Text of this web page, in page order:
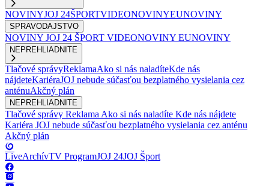
NOVINYJOJ 24ŠPORTVIDEONOVINYEUNOVINY
SPRAVODAJSTVO
NOVINY JOJ 24 ŠPORT VIDEONOVINY EUNOVINY
NEPREHLIADNITE
Tlačové správyReklamaAko si nás naladíteKde nás
nájdeteKariéraJOJ nebude súčasťou bezplatného vysielania cez
anténuAkčný plán
NEPREHLIADNITE
Tlačové správy Reklama Ako si nás naladíte Kde nás nájdete
Kariéra JOJ nebude súčasťou bezplatného vysielania cez anténu
Akčný plán
LiveArchívTV ProgramJOJ 24JOJ Šport